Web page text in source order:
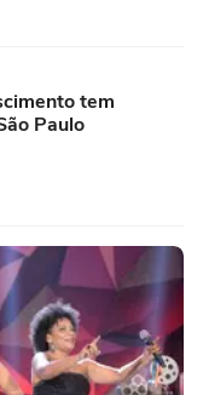
tem
Paulo